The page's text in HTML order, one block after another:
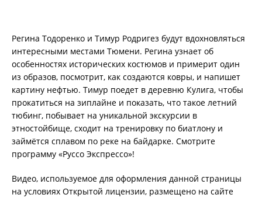
Регина Тодоренко и Тимур Родригез будут вдохновляться
интересными местами Тюмени. Регина узнает об
особенностях исторических костюмов и примерит один
из образов, посмотрит, как создаются ковры, и напишет
картину нефтью. Тимур поедет в деревню Кулига, чтобы
прокатиться на зиплайне и показать, что такое летний
тюбинг, побывает на уникальной экскурсии в
этностойбище, сходит на тренировку по биатлону и
займётся сплавом по реке на байдарке. Смотрите
программу «Руссо Экспрессо»!
Видео, используемое для оформления данной страницы
на условиях Открытой лицензии, размещено на сайте